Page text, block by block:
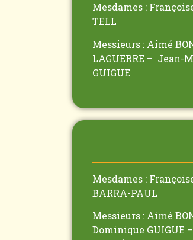
Mesdames :
TELL
Messieurs : Aimé
LAGUERRE – Jean-
GUIGUE
Mesdames :
BARRA-PAUL
Messieurs : Aimé
Dominique GUIGUE